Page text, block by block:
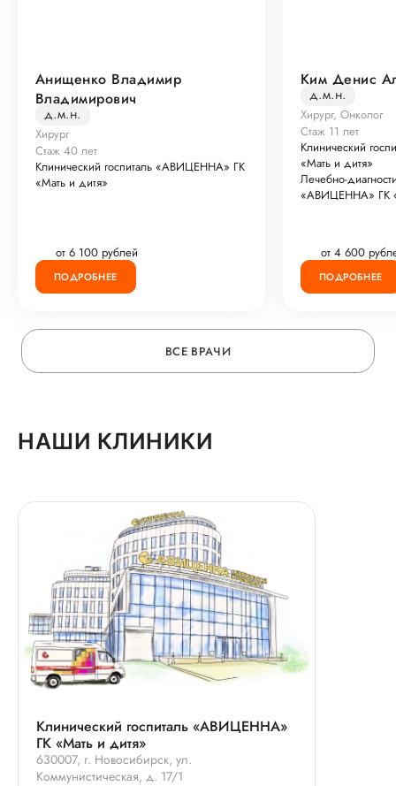
Анищенко Владимир
Владимирович
д.м.н.
Хирург
Стаж 40 лет
Клинический госпиталь «АВИЦЕННА» ГК
«Мать и дитя»
от 6 100 рублей
ПОДРОБНЕЕ
Ким Денис
д.м.н.
Хирург, Онколог
Стаж 11 лет
Клинический
«Мать и дитя»
Лечебно-
«АВИЦЕННА» ГК
от 4 600
ПОДРОБНЕЕ
ВСЕ ВРАЧИ
НАШИ КЛИНИКИ
Клинический госпиталь «АВИЦЕННА»
ГК «Мать и дитя»
630007, г. Новосибирск, ул.
Коммунистическая, д. 17/1